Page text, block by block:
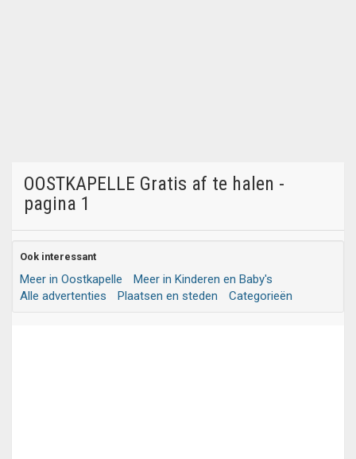
OOSTKAPELLE Gratis af te halen -
pagina 1
Ook interessant
Meer in Oostkapelle
Meer in Kinderen en Baby's
Alle advertenties
Plaatsen en steden Categorieën